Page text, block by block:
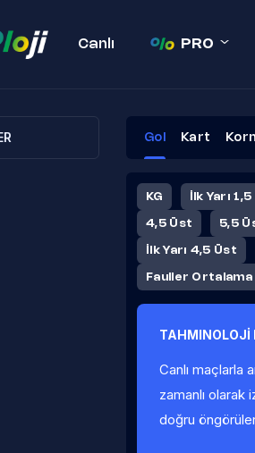
Canlı PRO
Gol Kart
KG İlk Yarı
4,5 Üst 5,5
İlk Yarı 4,5 Üst
Fauller Ortalama
TAHMINOLOJİ
Canlı maçlarla
zamanlı olarak
doğru